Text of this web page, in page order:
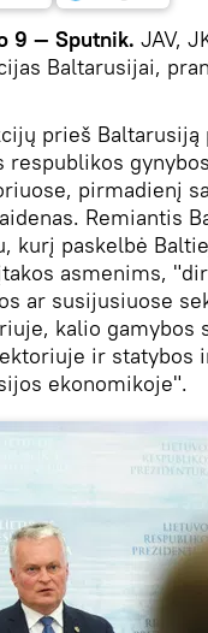
9 — Sputnik. JAV,
Baltarusijai,
prieš Baltarusiją
respublikos
pirmadienį
Remiantis
kurį paskelbė
asmenims,
ar susijusiuose
kalio gamybos
ir statybos
ekonomikoje".